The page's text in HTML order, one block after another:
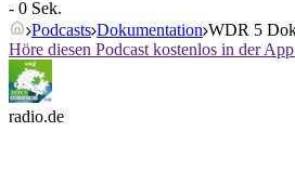
- 0 Sek.
Podcasts Dokumentation WDR 5
Höre diesen Podcast kostenlos in der
radio.de